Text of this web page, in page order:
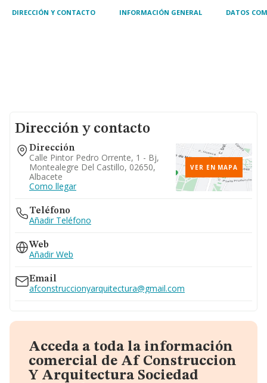
financiero de toda clase
DIRECCIÓN Y CONTACTO INFORMACIÓN GENERAL DATOS
Dirección y contacto
Dirección
Calle Pintor Pedro Orrente, 1 - Bj,
Montealegre Del Castillo, 02650,
Albacete
Como llegar
VER EN MAPA
Teléfono
Añadir Teléfono
Web
Añadir Web
Email
afconstruccionyarquitectura@gmail.com
Acceda a toda la información
comercial de Af Construccion
Y Arquitectura Sociedad